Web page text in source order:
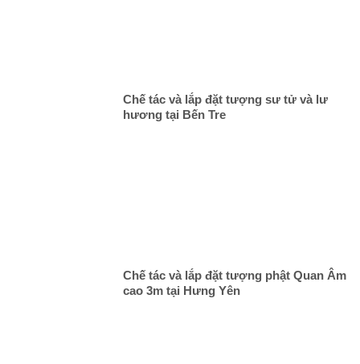
Chế tác và lắp đặt tượng sư tử và lư
hương tại Bến Tre
Chế tác và lắp đặt tượng phật Quan Âm
cao 3m tại Hưng Yên